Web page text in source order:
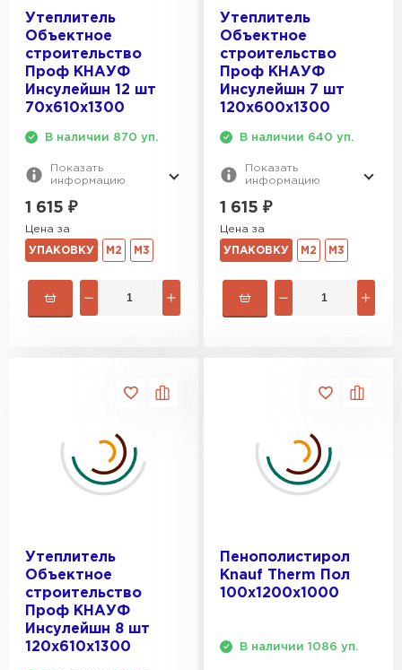
Утеплитель
Объектное
строительство
Проф КНАУФ
Инсулейшн 12 шт
70х610х1300
В наличии 870 уп.
Показать
информацию
1 615 ₽
Цена за
УПАКОВКУ М2 М3
Утеплитель
Объектное
строительство
Проф КНАУФ
Инсулейшн 7 шт
120х600х1300
В наличии 640 уп.
Показать
информацию
1 615 ₽
Цена за
УПАКОВКУ М2 М3
Утеплитель
Объектное
строительство
Проф КНАУФ
Инсулейшн 8 шт
120х610х1300
Пенополистирол
Knauf Therm Пол
100х1200х1000
В наличии 1086 уп.